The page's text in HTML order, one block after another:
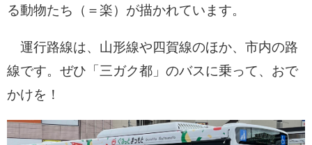
る動物たち（＝楽）が描かれています。
運行路線は、山形線や四賀線のほか、市内の路
線です。ぜひ「三ガク都」のバスに乗って、おで
かけを！